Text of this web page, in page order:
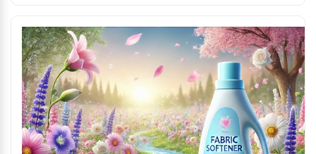
có
vai
trò
gì
trong
công
thức
sản